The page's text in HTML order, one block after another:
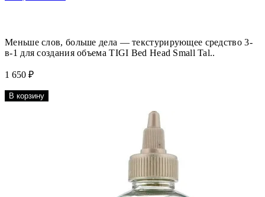
Меньше слов, больше дела — текстурирующее средство 3-
в-1 для создания объема TIGI Bed Head Small Tal..
1 650 ₽
В корзину